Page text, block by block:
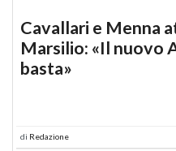
Cavallari e Menna
Marsilio: «Il nuovo
basta»
di Redazione